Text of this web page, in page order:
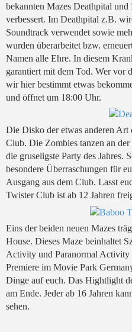
bekannten Mazes Deathpital
verbessert. Im Deathpital z.B.
Soundtrack verwendet sowie
wurden überarbeitet bzw.
Namen alle Ehre. In diesem
garantiert mit dem Tod. Wer vor
wir hier bestimmt etwas
und öffnet um 18:00 Uhr.
Die Disko der etwas anderen
Club. Die Zombies tanzen an
die gruseligste Party des Jahres.
besondere Überraschungen für
Ausgang aus dem Club. Lasst
Twister Club ist ab 12 Jahren
Eins der beiden neuen Mazes
House. Dieses Maze beinhaltet
Activity und Paranormal Activity
Premiere im Movie Park
Dinge auf euch. Das Hightlight
am Ende. Jeder ab 16 Jahren
sehen.